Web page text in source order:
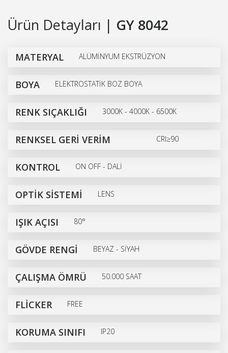
Ürün Detayları | GY 8042
MATERYAL ALÜMİNYUM EKSTRÜZYON
BOYA ELEKTROSTATİK BOZ BOYA
RENK SIÇAKLIĞI 3000K - 4000K - 6500K
RENKSEL GERİ VERİM CRI≥90
KONTROL ON OFF - DALİ
OPTİK SİSTEMİ LENS
IŞIK AÇISI 80°
GÖVDE RENGİ BEYAZ - SİYAH
ÇALIŞMA ÖMRÜ 50.000 SAAT
FLİCKER FREE
KORUMA SINIFI IP20